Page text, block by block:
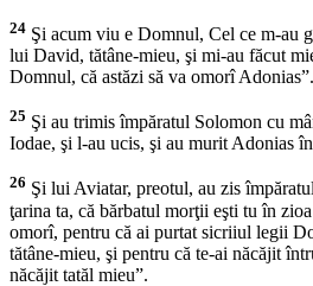
24 Şi acum viu e Domnul, Cel ce m-au
lui David, tătâne-mieu, şi mi-au făcut
Domnul, că astăzi să va omorî Adonias”.
25 Şi au trimis împăratul Solomon cu
Iodae, şi l-au ucis, şi au murit Adonias în
26 Şi lui Aviatar, preotul, au zis
ţarina ta, că bărbatul morţii eşti tu în
omorî, pentru că ai purtat sicriiul legii
tătâne-mieu, şi pentru că te-ai năcăjit
năcăjit tatăl mieu”.